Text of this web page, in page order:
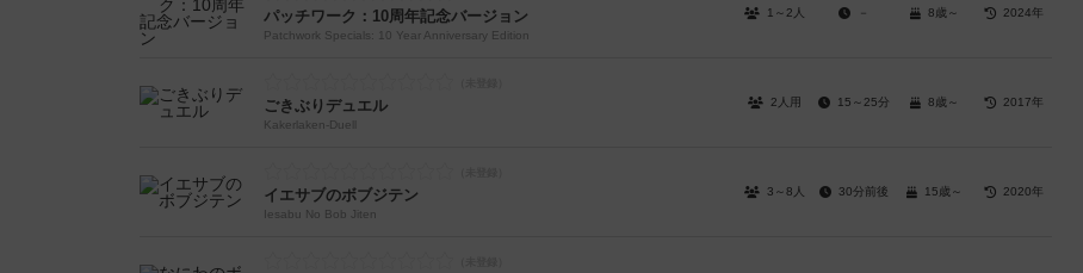
パッチワーク：10周年記念バージョン
Patchwork Specials: 10 Year Anniversary Edition
1～2人 － 8歳～ 2024年
ごきぶりデュエル
Kakerlaken-Duell
2人用 15～25分 8歳～ 2017年
イエサブのボブジテン
Iesabu No Bob Jiten
3～8人 30分前後 15歳～ 2020年